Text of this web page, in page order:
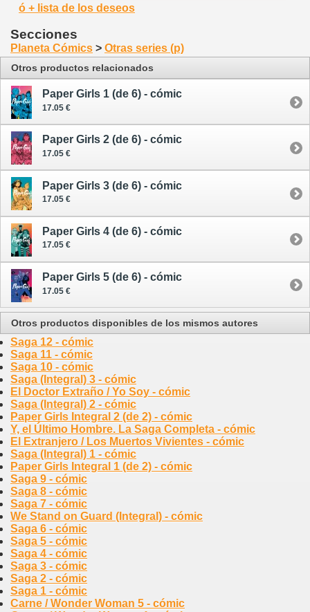
ó + lista de los deseos
Secciones
Planeta Cómics > Otras series (p)
Otros productos relacionados
Paper Girls 1 (de 6) - cómic
17.05 €
Paper Girls 2 (de 6) - cómic
17.05 €
Paper Girls 3 (de 6) - cómic
17.05 €
Paper Girls 4 (de 6) - cómic
17.05 €
Paper Girls 5 (de 6) - cómic
17.05 €
Otros productos disponibles de los mismos autores
Saga 12 - cómic
Saga 11 - cómic
Saga 10 - cómic
Saga (Integral) 3 - cómic
El Doctor Extraño / Yo Soy - cómic
Saga (Integral) 2 - cómic
Paper Girls Integral 2 (de 2) - cómic
Y, el Último Hombre. La Saga Completa - cómic
El Extranjero / Los Muertos Vivientes - cómic
Saga (Integral) 1 - cómic
Paper Girls Integral 1 (de 2) - cómic
Saga 9 - cómic
Saga 8 - cómic
Saga 7 - cómic
We Stand on Guard (Integral) - cómic
Saga 6 - cómic
Saga 5 - cómic
Saga 4 - cómic
Saga 3 - cómic
Saga 2 - cómic
Saga 1 - cómic
Carne / Wonder Woman 5 - cómic